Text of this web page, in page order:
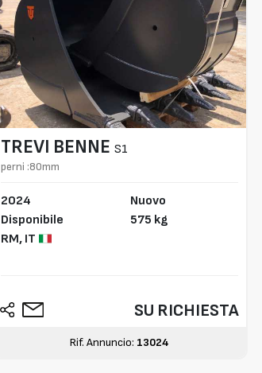
TREVI BENNE S1
perni :80mm
2024
Disponibile
RM, IT
Nuovo
575 kg
SU RICHIESTA
Rif. Annuncio: 13024